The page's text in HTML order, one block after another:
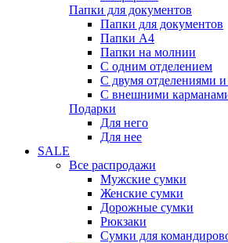
Папки для документов
Папки для документов
Папки А4
Папки на молнии
С одним отделением
С двумя отделениями и
С внешними
Подарки
Для него
Для нее
SALE
Все распродажи
Мужские сумки
Женские сумки
Дорожные сумки
Рюкзаки
Сумки для